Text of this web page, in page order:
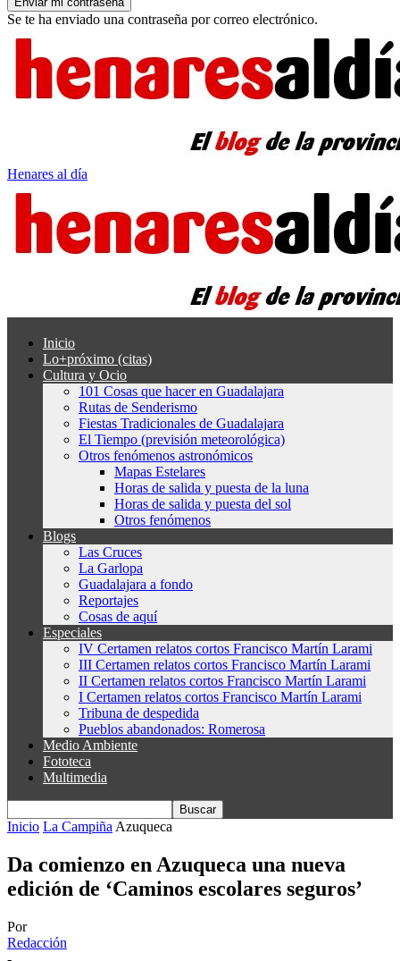
Se te ha enviado una contraseña por correo electrónico.
Henares al día
Inicio
Lo+próximo (citas)
Cultura y Ocio
101 Cosas que hacer en Guadalajara
Rutas de Senderismo
Fiestas Tradicionales de Guadalajara
El Tiempo (previsión meteorológica)
Otros fenómenos astronómicos
Mapas Estelares
Horas de salida y puesta de la luna
Horas de salida y puesta del sol
Otros fenómenos
Blogs
Las Cruces
La Garlopa
Guadalajara a fondo
Reportajes
Cosas de aquí
Especiales
IV Certamen relatos cortos Francisco Martín Larami
III Certamen relatos cortos Francisco Martín Larami
II Certamen relatos cortos Francisco Martín Larami
I Certamen relatos cortos Francisco Martín Larami
Tribuna de despedida
Pueblos abandonados: Romerosa
Medio Ambiente
Fototeca
Multimedia
Inicio La Campiña Azuqueca
Da comienzo en Azuqueca una nueva
edición de ‘Caminos escolares seguros’
Por
Redacción